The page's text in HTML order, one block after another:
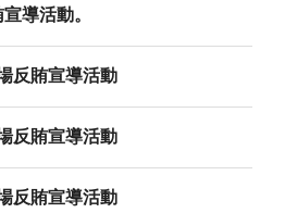
導活動。
反賄宣導活動
反賄宣導活動
反賄宣導活動